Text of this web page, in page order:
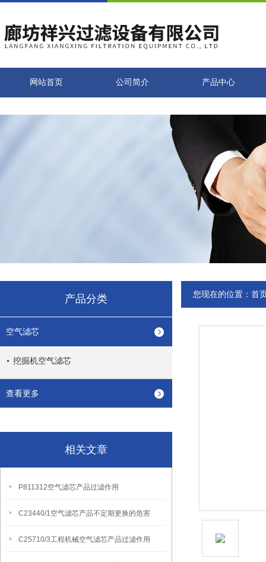
网站首页 公司简介 产品中心
产品分类
空气滤芯
挖掘机空气滤芯
查看更多
相关文章
P811312空气滤芯产品过滤作用
C23440/1空气滤芯产品不定期更换的危害
C25710/3工程机械空气滤芯产品过滤作用
您现在的位置： 首